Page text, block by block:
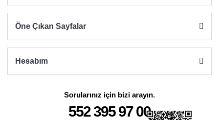
Öne Çıkan Sayfalar
Hesabım
Sorularınız için bizi arayın.
552 395 97 00